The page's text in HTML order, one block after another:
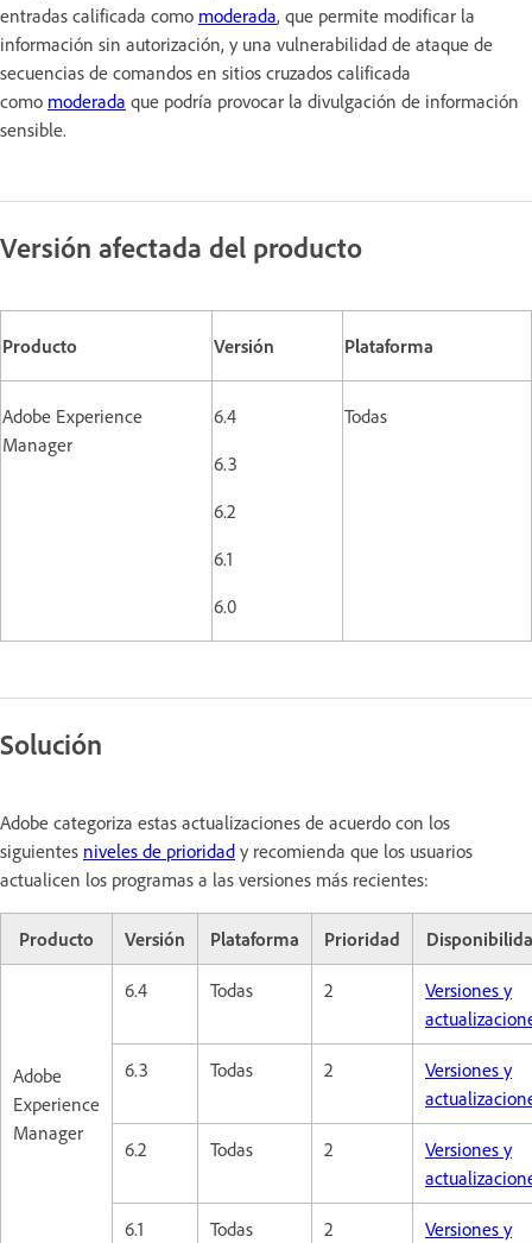
entradas calificada como moderada, que permite modificar la
información sin autorización, y una vulnerabilidad de ataque de
secuencias de comandos en sitios cruzados calificada
como moderada que podría provocar la divulgación de información
sensible.
Versión afectada del producto
Producto Versión Plataforma
Adobe Experience
Manager
6.4
6.3
6.2
6.1
6.0
Todas
Solución
Adobe categoriza estas actualizaciones de acuerdo con los
siguientes niveles de prioridad y recomienda que los usuarios
actualicen los programas a las versiones más recientes:
Producto Versión Plataforma Prioridad
Adobe
Experience
Manager
6.4 Todas 2
Versiones y
6.3 Todas 2
Versiones y
6.2 Todas 2
Versiones y
6.1 Todas 2
Versiones y